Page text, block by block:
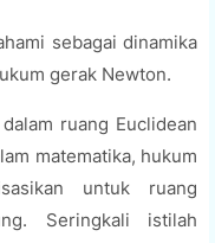
sebagai dinamika
gerak Newton.
ruang Euclidean
matematika, hukum
untuk ruang
Seringkali istilah